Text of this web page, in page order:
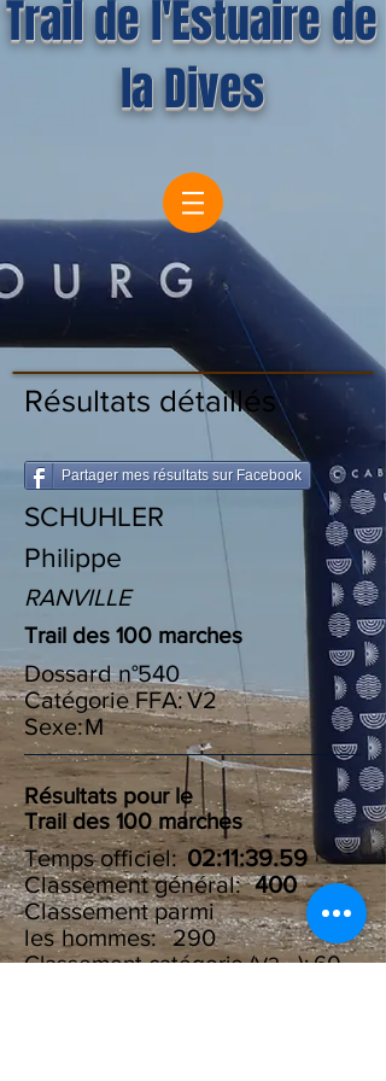
Trail de l'Estuaire de
la Dives
Résultats détaillés
Partager mes résultats sur Facebook
SCHUHLER
Philippe
RANVILLE
Trail des 100 marches
Dossard n°540
Catégorie FFA:V2
Sexe:M
Résultats pour le
Trail des 100 marches
Temps officiel: 02:11:39.59
Classement général: 400
Classement parmi
les : 290
hommes
Classement catégorie ( ):60
V2